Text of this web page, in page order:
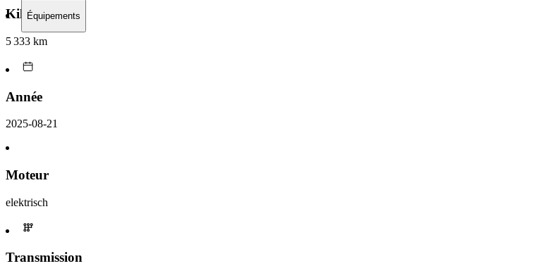
Équipements
Kilométrage
5 333 km
Année
2025-08-21
Moteur
elektrisch
Transmission